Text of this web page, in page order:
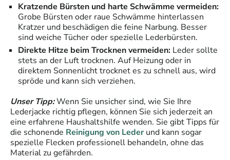
Kratzende Bürsten und harte Schwämme vermeiden:
Grobe Bürsten oder raue Schwämme hinterlassen
Kratzer und beschädigen die feine Narbung. Besser
sind weiche Tücher oder spezielle Lederbürsten.
Direkte Hitze beim Trocknen vermeiden: Leder sollte
stets an der Luft trocknen. Auf Heizung oder in
direktem Sonnenlicht trocknet es zu schnell aus, wird
spröde und kann sich verziehen.
Unser Tipp:Wenn Sie unsicher sind, wie Sie Ihre
Lederjacke richtig pflegen, können Sie sich jederzeit an
eine erfahrene Haushaltshilfe wenden. Sie gibt Tipps für
die schonende Reinigung von Leder und kann sogar
spezielle Flecken professionell behandeln, ohne das
Material zu gefährden.